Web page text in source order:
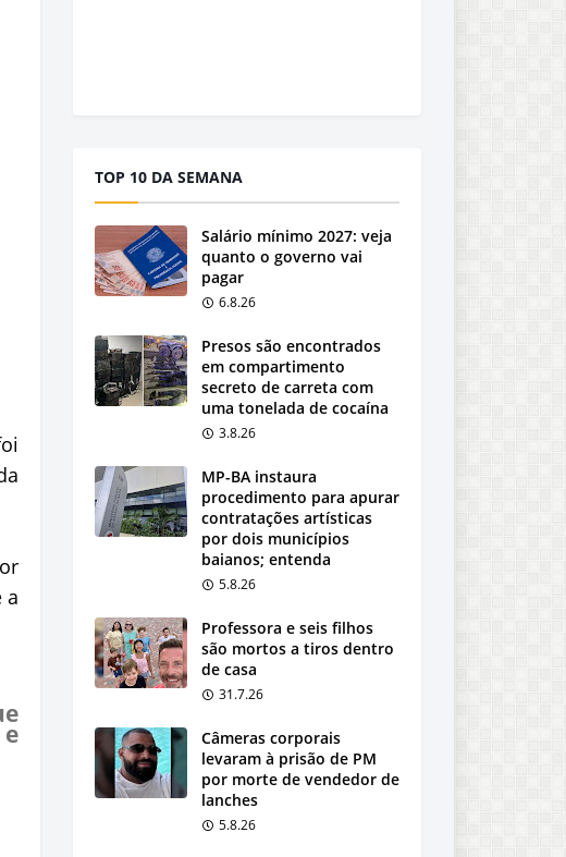
a
e
TOP 10 DA SEMANA
Salário mínimo 2027: veja
quanto o governo vai
pagar
6.8.26
Presos são encontrados
em compartimento
secreto de carreta com
uma tonelada de cocaína
3.8.26
MP-BA instaura
procedimento para apurar
contratações artísticas
por dois municípios
baianos; entenda
5.8.26
Professora e seis filhos
são mortos a tiros dentro
de casa
31.7.26
Câmeras corporais
levaram à prisão de PM
por morte de vendedor de
lanches
5.8.26